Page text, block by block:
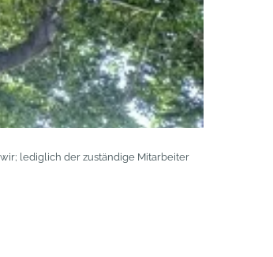
lediglich der zuständige Mitarbeiter